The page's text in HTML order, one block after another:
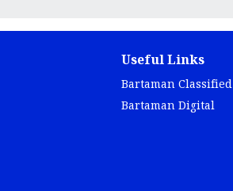
Useful Links
Bartaman Classified
Bartaman Digital